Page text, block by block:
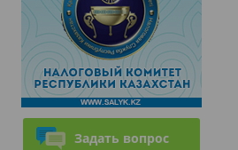
Задать вопрос